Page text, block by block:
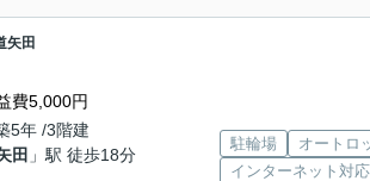
矢田
費5,000円
5年 /3階建
田 」駅 徒歩18分
駐輪場 オートロ
インターネット対応